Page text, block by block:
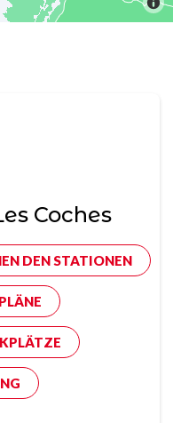
Coches
DEN STATIONEN